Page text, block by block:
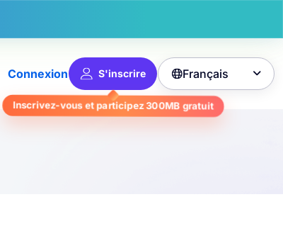
Connexion S'inscrire
Inscrivez-vous et participez300MB gratuit
Français 